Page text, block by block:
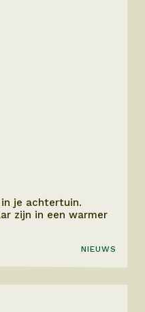
in je achtertuin.
zijn in een warmer
NIEUWS